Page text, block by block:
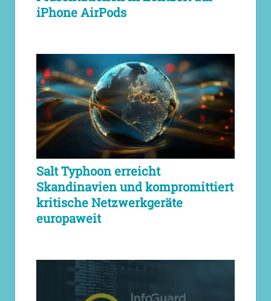
iPhone AirPods
Salt Typhoon erreicht
Skandinavien und kompromittiert
kritische Netzwerkgeräte
europaweit